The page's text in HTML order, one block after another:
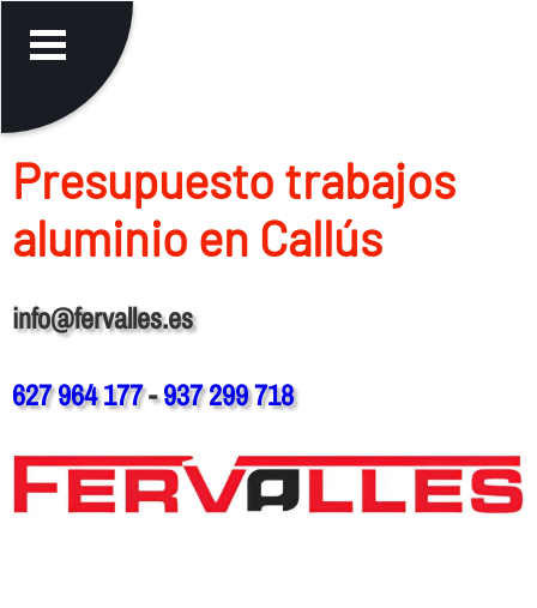
Presupuesto trabajos
aluminio en Callús
info@fervalles.es
627 964 177-937 299 718